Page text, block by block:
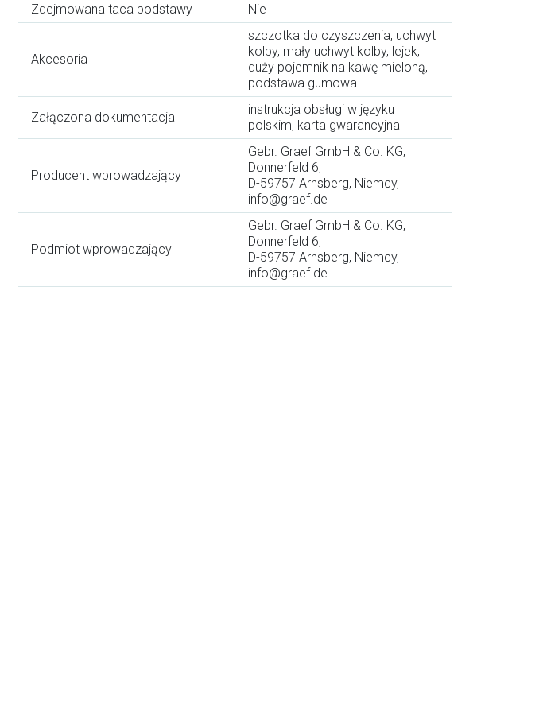
Zdejmowana taca podstawy
Nie
Akcesoria
szczotka do czyszczenia, uchwyt
kolby, mały uchwyt kolby, lejek,
duży pojemnik na kawę mieloną,
podstawa gumowa
Załączona dokumentacja
instrukcja obsługi w języku
polskim, karta gwarancyjna
Producent wprowadzający
Gebr. Graef GmbH & Co. KG,
Donnerfeld 6,
D-59757 Arnsberg, Niemcy,
info@graef.de
Podmiot wprowadzający
Gebr. Graef GmbH & Co. KG,
Donnerfeld 6,
D-59757 Arnsberg, Niemcy,
info@graef.de